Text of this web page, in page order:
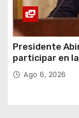
Presidente
participar en
Abelardo de la
Ago 6, 2026